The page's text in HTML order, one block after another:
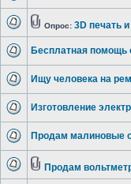
Опрос: 3D печать
Бесплатная помощь
Ищу человека на
Изготовление
Продам малиновые
Продам